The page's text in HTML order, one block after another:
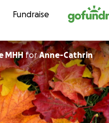
Fundraise
MHHforAnne-Cathrin